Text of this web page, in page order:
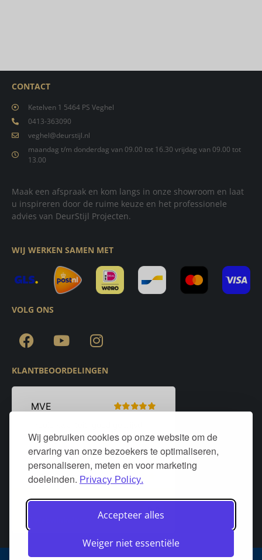
Wij gebruiken cookies op onze website om de
ervaring van onze bezoekers te optimaliseren,
personaliseren, meten en voor marketing
doeleinden. Privacy Policy.
Accepteer alles
Weiger niet essentiële
CONTACT
Ketelven 1 5464 PS Veghel
0413-363090
veghel@deurstijl.nl
maandag t/m donderdag van 09.00 tot 16.30 vrijdag van 09.00 tot
13.00
Maak een afspraak en kom langs in onze showroom en laat
u inspireren door de ruime keuze en het professionele
advies van DeurStijl Projecten.
WIJ WERKEN SAMEN MET
VOLG ONS
KLANTBEOORDELINGEN